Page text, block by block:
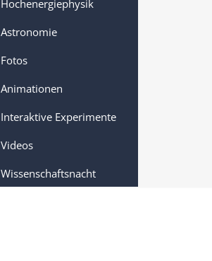
Hochenergiephysik
Astronomie
Fotos
Animationen
Interaktive Experimente
Videos
Wissenschaftsnacht